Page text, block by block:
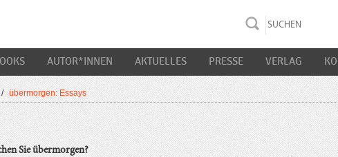
AUTOR*INNEN AKTUELLES PRESSE VERLAG
/ übermorgen: Essays
Sie übermorgen?